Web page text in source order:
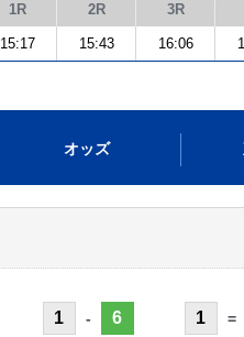
1R 2R 3R
15:17 15:43 16:06
オッズ
1 - 6 1 =